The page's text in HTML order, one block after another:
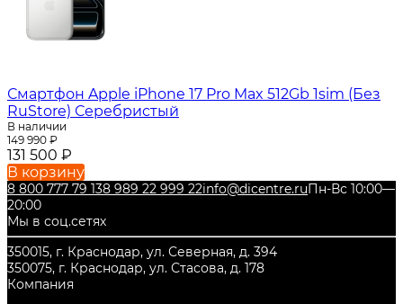
Смартфон Apple iPhone 17 Pro Max 512Gb 1sim (Без
RuStore) Серебристый
В наличии
149 990 ₽
131 500 ₽
В корзину
8 800 777 79 138 989 22 999 22info@dicentre.ruПн-Вс 10:00—
20:00
Мы в соц.сетях
350015, г. Краснодар, ул. Северная, д. 394
350075, г. Краснодар, ул. Стасова, д. 178
Компания